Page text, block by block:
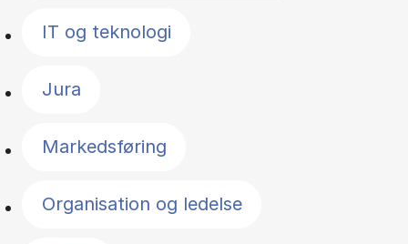
IT og teknologi
Jura
Markedsføring
Organisation og ledelse